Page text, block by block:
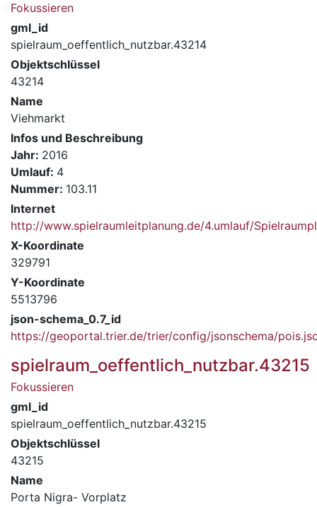
Fokussieren
gml_id
spielraum_oeffentlich_nutzbar.43214
Objektschlüssel
43214
Name
Viehmarkt
Infos und Beschreibung
Jahr: 2016
Umlauf: 4
Nummer: 103.11
Internet
http://www.spielraumleitplanung.de/4.umlauf/
X-Koordinate
329791
Y-Koordinate
5513796
json-schema_0.7_id
https://geoportal.trier.de/trier/config/jsonschema/
spielraum_oeffentlich_nutzbar.43215
Fokussieren
gml_id
spielraum_oeffentlich_nutzbar.43215
Objektschlüssel
43215
Name
Porta Nigra- Vorplatz